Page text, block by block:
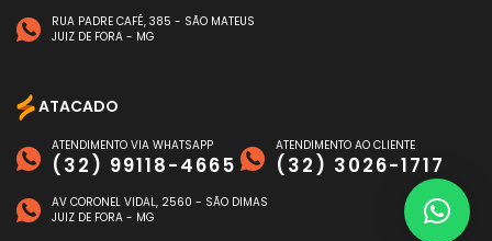
RUA PADRE CAFÉ, 385 - SÃO MATEUS
JUIZ DE FORA - MG
ATACADO
ATENDIMENTO VIA WHATSAPP
(32) 99118-4665
ATENDIMENTO AO CLIENTE
(32) 3026-1717
AV CORONEL VIDAL, 2560 - SÃO DIMAS
JUIZ DE FORA - MG